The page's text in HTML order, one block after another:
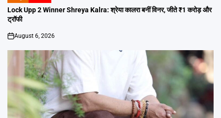
INLock Upp 2 Winner Shreya Kalra: श्रेया कालरा बनीं विनर, जीते ₹1 करोड़ और
ट्रॉफी
on
August 6, 2026